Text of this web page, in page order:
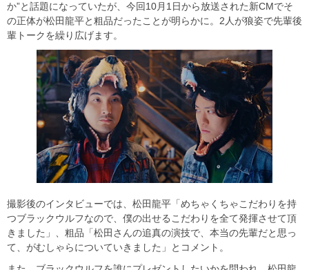
か”と話題になっていたが、今回10月1日から放送された新CMでそ
の正体が松田龍平と粗品だったことが明らかに。2人が狼姿で先輩後
輩トークを繰り広げます。
撮影後のインタビューでは、松田龍平「めちゃくちゃこだわりを持
つブラックウルフなので、僕の出せるこだわりを全て発揮させて頂
きました」、粗品「松田さんの追真の演技で、本当の先輩だと思っ
て、がむしゃらについていきました」とコメント。